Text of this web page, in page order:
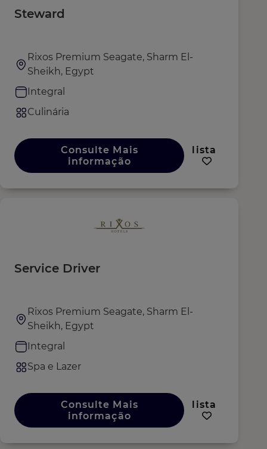
Steward
Rixos Premium Seagate, Sharm El-
Sheikh, Egypt
Integral
Culinária
Consulte Mais
informação
lista
Service Driver
Rixos Premium Seagate, Sharm El-
Sheikh, Egypt
Integral
Spa e Lazer
Consulte Mais
informação
lista